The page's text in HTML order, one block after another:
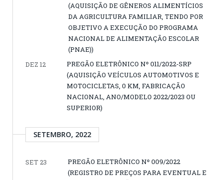
(AQUISIÇÃO DE GÊNEROS ALIMENTÍCIOS
DA AGRICULTURA FAMILIAR, TENDO POR
OBJETIVO A EXECUÇÃO DO PROGRAMA
NACIONAL DE ALIMENTAÇÃO ESCOLAR
(PNAE))
DEZ 12
PREGÃO ELETRÔNICO Nº 011/2022-SRP
(AQUISIÇÃO VEÍCULOS AUTOMOTIVOS E
MOTOCICLETAS, 0 KM, FABRICAÇÃO
NACIONAL, ANO/MODELO 2022/2023 OU
SUPERIOR)
SETEMBRO, 2022
SET 23
PREGÃO ELETRÔNICO Nº 009/2022
(REGISTRO DE PREÇOS PARA EVENTUAL E